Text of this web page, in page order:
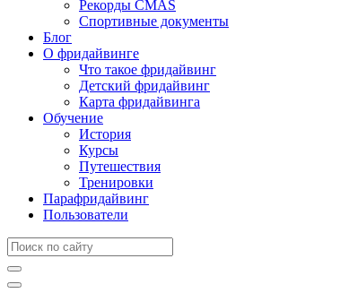
Рекорды CMAS
Спортивные документы
Блог
О фридайвинге
Что такое фридайвинг
Детский фридайвинг
Карта фридайвинга
Обучение
История
Курсы
Путешествия
Тренировки
Парафридайвинг
Пользователи